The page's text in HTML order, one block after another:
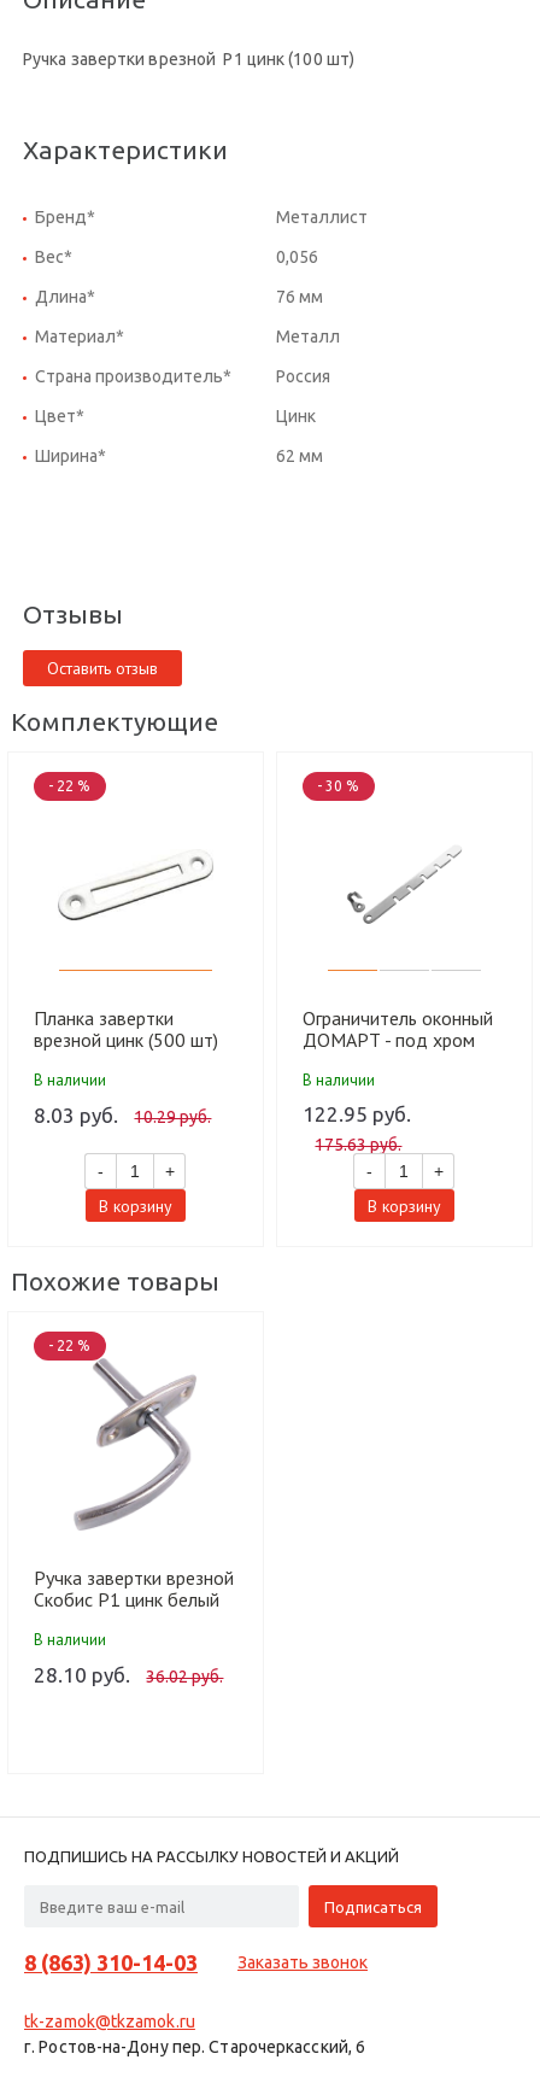
Ручка завертки врезной Р1 цинк (100 шт)
Характеристики
Бренд* Металлист
Вес* 0,056
Длина* 76 мм
Материал* Металл
Страна производитель* Россия
Цвет* Цинк
Ширина* 62 мм
Отзывы
Оставить отзыв
Комплектующие
- 22 %
Планка завертки
врезной цинк (500 шт)
В наличии
8.03 руб. 10.29 руб.
- +
В корзину
- 30 %
Ограничитель оконный
ДОМАРТ - под хром
В наличии
122.95 руб.
175.63 руб.
-
+
В корзину
Похожие товары
- 22 %
Ручка завертки врезной
Скобис Р1 цинк белый
В наличии
28.10 руб. 36.02 руб.
ПОДПИШИСЬ НА РАССЫЛКУ НОВОСТЕЙ И АКЦИЙ
8 (863) 310-14-03 Заказать звонок
tk-zamok@tkzamok.ru
г. Ростов-на-Дону пер. Старочеркасский, 6